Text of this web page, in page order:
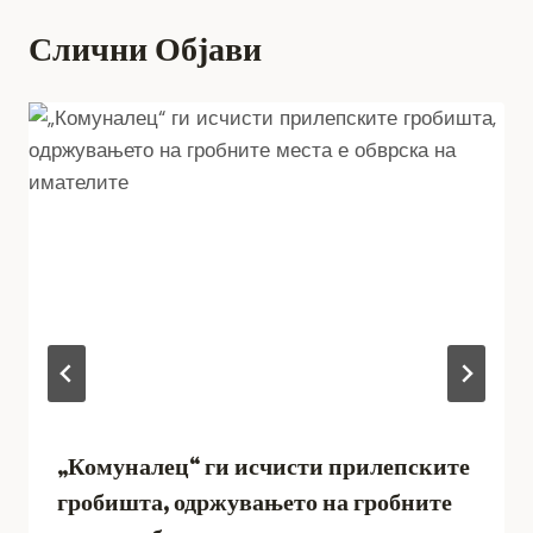
Слични Објави
„Комуналец“ ги исчисти прилепските
гробишта, одржувањето на гробните